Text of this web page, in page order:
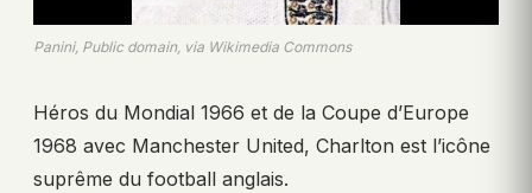
Panini, Public domain, via Wikimedia Commons
Héros du Mondial 1966 et de la Coupe d’Europe
1968 avec Manchester United, Charlton est l’icône
suprême du football anglais.